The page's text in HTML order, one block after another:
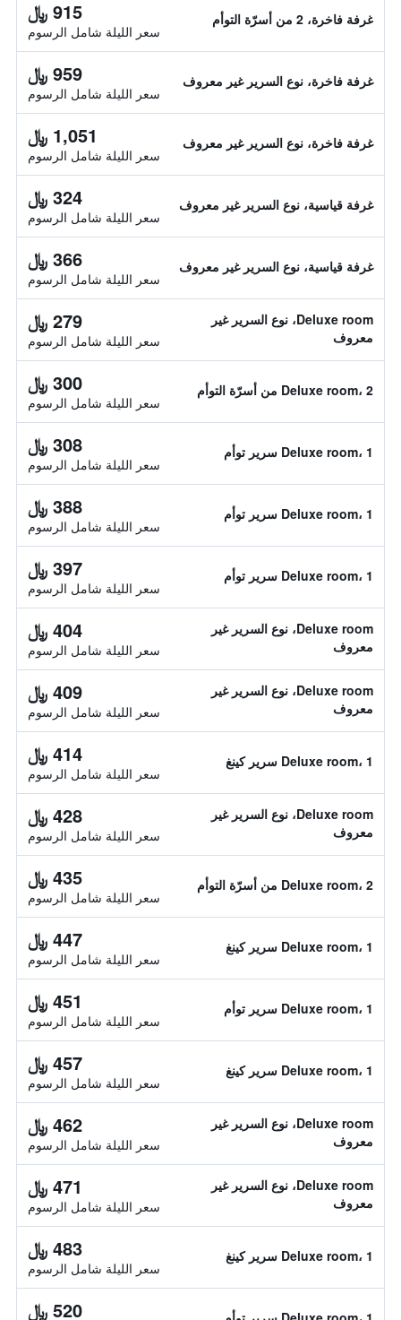
غرفة فاخرة، 2 من أسرّة التوأم 915 ﷼
سعر الليلة شامل الرسوم
غرفة فاخرة، نوع السرير غير معروف 959 ﷼
سعر الليلة شامل الرسوم
غرفة فاخرة، نوع السرير غير معروف 1,051 ﷼
سعر الليلة شامل الرسوم
غرفة قياسية، نوع السرير غير معروف 324 ﷼
سعر الليلة شامل الرسوم
غرفة قياسية، نوع السرير غير معروف 366 ﷼
سعر الليلة شامل الرسوم
Deluxe room، نوع السرير غير
معروف
279 ﷼
سعر الليلة شامل الرسوم
Deluxe room، 2 من أسرّة التوأم 300 ﷼
سعر الليلة شامل الرسوم
Deluxe room، 1 سرير توأم 308 ﷼
سعر الليلة شامل الرسوم
Deluxe room، 1 سرير توأم 388 ﷼
سعر الليلة شامل الرسوم
Deluxe room، 1 سرير توأم 397 ﷼
سعر الليلة شامل الرسوم
Deluxe room، نوع السرير غير
معروف
404 ﷼
سعر الليلة شامل الرسوم
Deluxe room، نوع السرير غير
معروف
409 ﷼
سعر الليلة شامل الرسوم
Deluxe room، 1 سرير كينغ 414 ﷼
سعر الليلة شامل الرسوم
Deluxe room، نوع السرير غير
معروف
428 ﷼
سعر الليلة شامل الرسوم
Deluxe room، 2 من أسرّة التوأم 435 ﷼
سعر الليلة شامل الرسوم
Deluxe room، 1 سرير كينغ 447 ﷼
سعر الليلة شامل الرسوم
Deluxe room، 1 سرير توأم 451 ﷼
سعر الليلة شامل الرسوم
Deluxe room، 1 سرير كينغ 457 ﷼
سعر الليلة شامل الرسوم
Deluxe room، نوع السرير غير
معروف
462 ﷼
سعر الليلة شامل الرسوم
Deluxe room، نوع السرير غير
معروف
471 ﷼
سعر الليلة شامل الرسوم
Deluxe room، 1 سرير كينغ 483 ﷼
سعر الليلة شامل الرسوم
520 ﷼